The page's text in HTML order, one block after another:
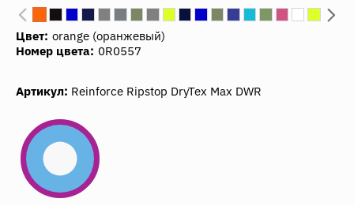
Цвет: orange (оранжевый)
Номер цвета: 0R0557
Артикул: Reinforce Ripstop DryTex Max DWR